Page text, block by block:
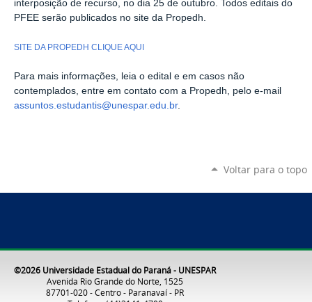
interposição de recurso, no dia 25 de outubro. Todos editais do
PFEE serão publicados no site da Propedh.
SITE DA PROPEDH CLIQUE AQUI
Para mais informações, leia o edital e em casos não
contemplados, entre em contato com a Propedh, pelo e-mail
assuntos.estudantis@unespar.edu.br.
Voltar para o topo
©2026 Universidade Estadual do Paraná - UNESPAR
Avenida Rio Grande do Norte, 1525
87701-020 - Centro - Paranavaí - PR